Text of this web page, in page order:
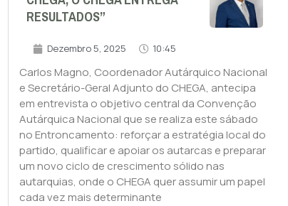
RESULTADOS”
Dezembro 5, 2025 10:45
Carlos Magno, Coordenador Autárquico Nacional
e Secretário-Geral Adjunto do CHEGA, antecipa
em entrevista o objetivo central da Convenção
Autárquica Nacional que se realiza este sábado
no Entroncamento: reforçar a estratégia local do
partido, qualificar e apoiar os autarcas e preparar
um novo ciclo de crescimento sólido nas
autarquias, onde o CHEGA quer assumir um papel
cada vez mais determinante